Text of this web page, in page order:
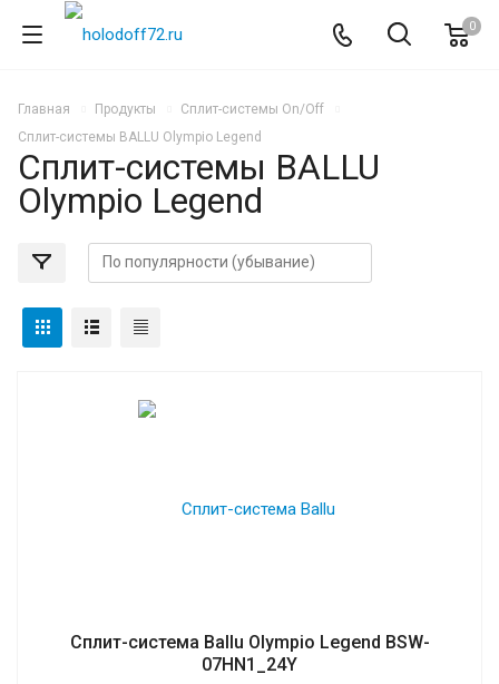
0
Главная Продукты
Сплит-системы On/Off
Сплит-системы BALLU Olympio Legend
Сплит-системы BALLU
Olympio Legend
Сплит-система Ballu Olympio Legend BSW-
07HN1_24Y